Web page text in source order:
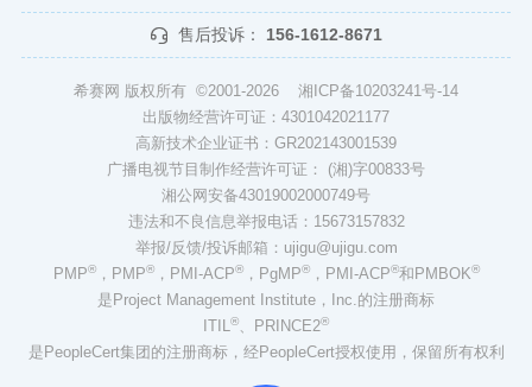
售后投诉： 156-1612-8671
希赛网 版权所有 ©2001-2026 湘ICP备10203241号-14
出版物经营许可证：4301042021177
高新技术企业证书：GR202143001539
广播电视节目制作经营许可证： (湘)字00833号
湘公网安备43019002000749号
违法和不良信息举报电话：15673157832
举报/反馈/投诉邮箱：ujigu@ujigu.com
PMP®，PMP®，PMI-ACP®，PgMP®，PMI-ACP®和PMBOK®
是Project Management Institute，Inc.的注册商标
ITIL®、PRINCE2®
是PeopleCert集团的注册商标，经PeopleCert授权使用，保留所有权利